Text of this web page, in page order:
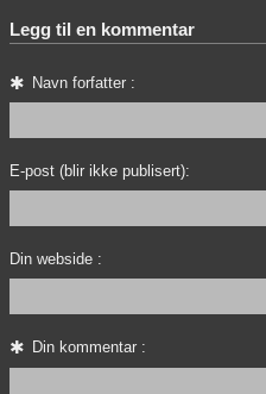
Legg til en kommentar
Navn forfatter :
E-post (blir ikke publisert):
Din webside :
Din kommentar :